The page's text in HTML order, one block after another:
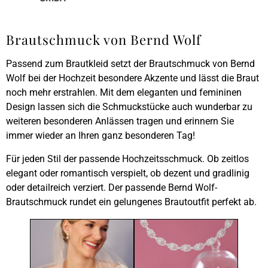
Brautschmuck von Bernd Wolf
Passend zum Brautkleid setzt der Brautschmuck von Bernd
Wolf bei der Hochzeit besondere Akzente und lässt die Braut
noch mehr erstrahlen. Mit dem eleganten und femininen
Design lassen sich die Schmuckstücke auch wunderbar zu
weiteren besonderen Anlässen tragen und erinnern Sie
immer wieder an Ihren ganz besonderen Tag!
Für jeden Stil der passende Hochzeitsschmuck. Ob zeitlos
elegant oder romantisch verspielt, ob dezent und gradlinig
oder detailreich verziert. Der passende Bernd Wolf-
Brautschmuck rundet ein gelungenes Brautoutfit perfekt ab.